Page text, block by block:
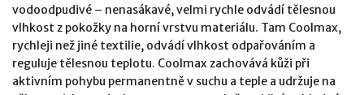
vodoodpudivé – nenasákavé, velmi rychle odvádí tělesnou
vlhkost z pokožky na horní vrstvu materiálu. Tam Coolmax,
rychleji než jiné textilie, odvádí vlhkost odpařováním a
reguluje tělesnou teplotu. Coolmax zachovává kůži při
aktivním pohybu permanentně v suchu a teple a udržuje na